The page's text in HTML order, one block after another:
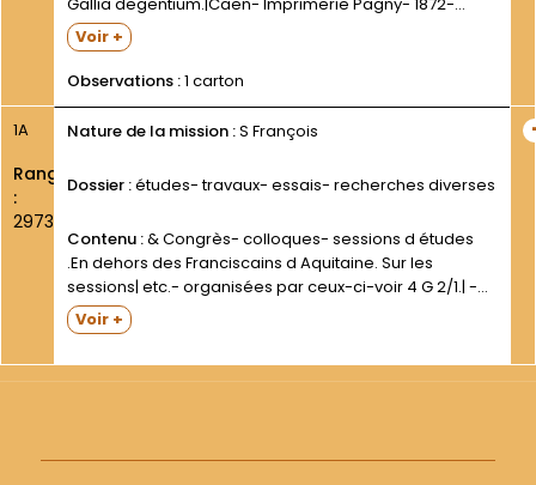
LXXIX-415 p. 17 cm- cartonné.|A la suite de la Règle et
du Testament :| Exposition de la Règle par le P....
Voir +
Observations :1 carton
1A
Rang
:
2973
Nature de la mission :S François
Dossier :études- travaux- essais- recherches diverses
Contenu :& Congrès- colloques- sessions d études
.En dehors des Franciscains d Aquitaine. Sur les
sessions| etc.- organisées par ceux-ci-voir 4 G 2/1.| -
Colloque de l Arbresle (Rhône)- décembre 1972 ;|
communications du P.Francis de Beer et de M.Jacques
Voir +